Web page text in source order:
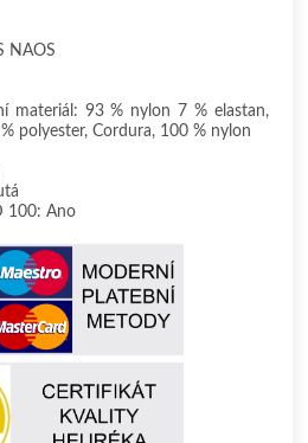
NAOS
materiál: 93 % nylon 7 % elastan,
polyester, Cordura, 100 % nylon
100: Ano